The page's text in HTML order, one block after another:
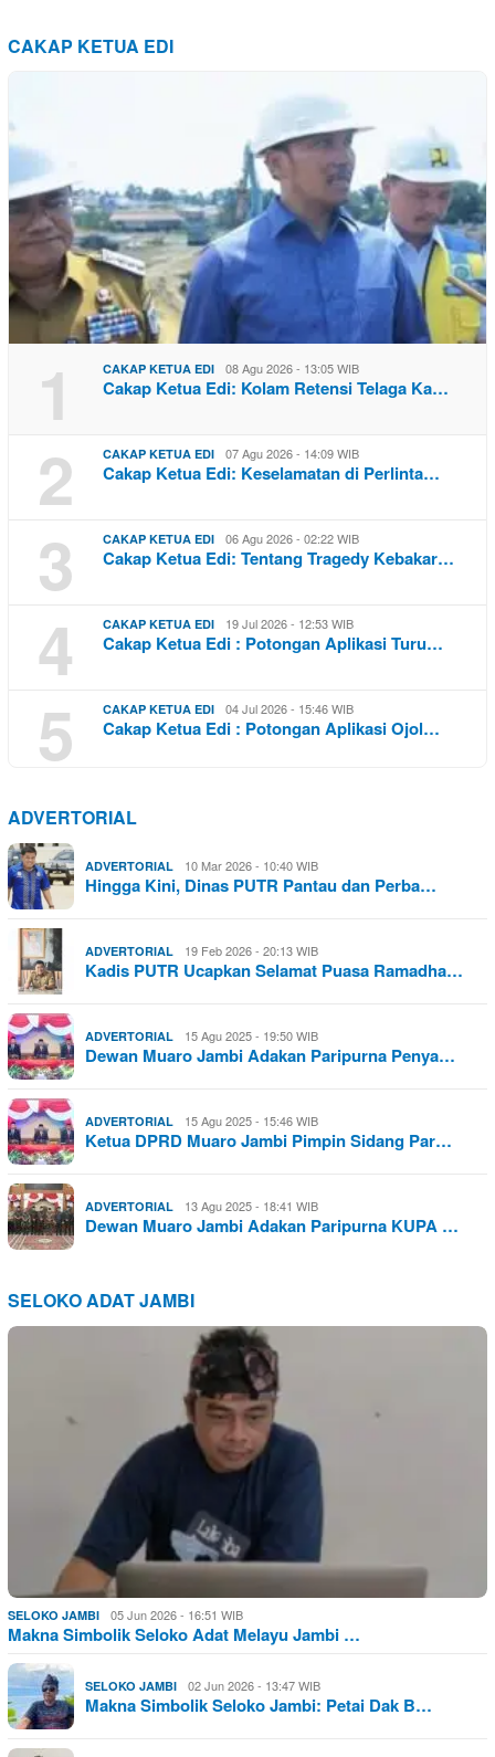
CAKAP KETUA EDI
1 CAKAP KETUA EDI 08 Agu 2026 - 13:05 WIB
Cakap Ketua Edi: Kolam Retensi Telaga Ka…
2 CAKAP KETUA EDI 07 Agu 2026 - 14:09 WIB
Cakap Ketua Edi: Keselamatan di Perlinta…
3 CAKAP KETUA EDI 06 Agu 2026 - 02:22 WIB
Cakap Ketua Edi: Tentang Tragedy Kebakar…
4 CAKAP KETUA EDI 19 Jul 2026 - 12:53 WIB
Cakap Ketua Edi : Potongan Aplikasi Turu…
5 CAKAP KETUA EDI 04 Jul 2026 - 15:46 WIB
Cakap Ketua Edi : Potongan Aplikasi Ojol…
ADVERTORIAL
ADVERTORIAL 10 Mar 2026 - 10:40 WIB
Hingga Kini, Dinas PUTR Pantau dan Perba…
ADVERTORIAL 19 Feb 2026 - 20:13 WIB
Kadis PUTR Ucapkan Selamat Puasa Ramadha…
ADVERTORIAL 15 Agu 2025 - 19:50 WIB
Dewan Muaro Jambi Adakan Paripurna Penya…
ADVERTORIAL 15 Agu 2025 - 15:46 WIB
Ketua DPRD Muaro Jambi Pimpin Sidang Par…
ADVERTORIAL 13 Agu 2025 - 18:41 WIB
Dewan Muaro Jambi Adakan Paripurna KUPA …
SELOKO ADAT JAMBI
SELOKO JAMBI 05 Jun 2026 - 16:51 WIB
Makna Simbolik Seloko Adat Melayu Jambi …
SELOKO JAMBI 02 Jun 2026 - 13:47 WIB
Makna Simbolik Seloko Jambi: Petai Dak B…